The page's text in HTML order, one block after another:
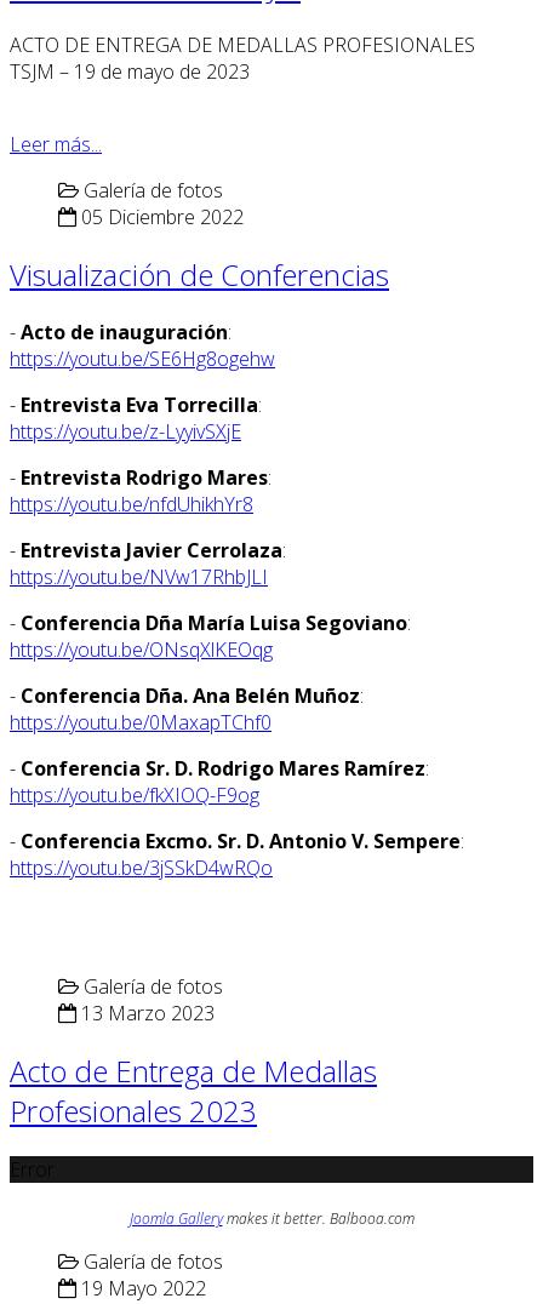
ACTO DE ENTREGA DE MEDALLAS PROFESIONALES
TSJM – 19 de mayo de 2023
Leer más...
Galería de fotos
05 Diciembre 2022
Visualización de Conferencias
-Acto de inauguración:
https://youtu.be/SE6Hg8ogehw
- Entrevista Eva Torrecilla:
https://youtu.be/z-LyyivSXjE
- Entrevista Rodrigo Mares:
https://youtu.be/nfdUhikhYr8
- Entrevista Javier Cerrolaza:
https://youtu.be/NVw17RhbJLI
- Conferencia Dña María Luisa Segoviano:
https://youtu.be/ONsqXlKEOqg
- Conferencia Dña. Ana Belén Muñoz:
https://youtu.be/0MaxapTChf0
- Conferencia Sr. D. Rodrigo Mares Ramírez:
https://youtu.be/fkXIOQ-F9og
- Conferencia Excmo. Sr. D. Antonio V. Sempere:
https://youtu.be/3jSSkD4wRQo
Galería de fotos
13 Marzo 2023
Acto de Entrega de Medallas
Profesionales 2023
Joomla Gallerymakes it better. Balbooa.com
Galería de fotos
19 Mayo 2022